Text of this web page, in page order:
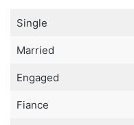
Single
Married
Engaged
Fiance